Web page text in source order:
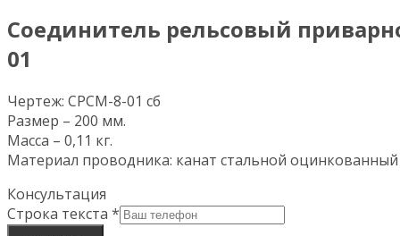
Соединитель рельсовый
01
Чертеж: СРСМ-8-01 сб
Размер – 200 мм.
Масса – 0,11 кг.
Материал проводника: канат стальной
Консультация
Строка текста *